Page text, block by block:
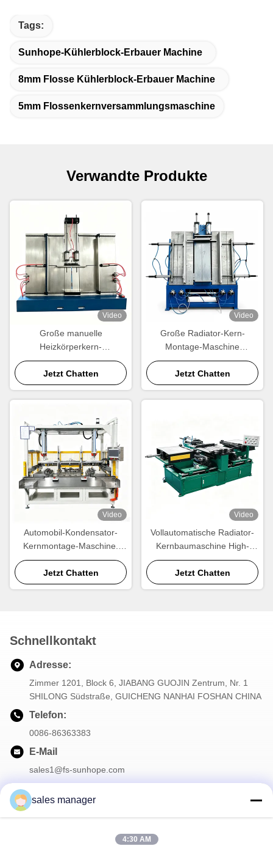
Tags:
Sunhope-Kühlerblock-Erbauer Machine
8mm Flosse Kühlerblock-Erbauer Machine
5mm Flossenkernversammlungsmaschine
Verwandte Produkte
Video
Große manuelle
Heizkörperkern-
Montagemaschine |
Wärmetauscher-
Montageausrüstung nach
Maß
Jetzt Chatten
Video
Große Radiator-Kern-
Montage-Maschine
Hersteller 1200 × 1000 mm
Wärmetauscher-Kern-
Bauherr
Jetzt Chatten
Video
Automobil-Kondensator-
Kernmontage-Maschine.
Automatische Rohr-
Anordnung und
Wärmetauscher-Kern-
Jetzt Chatten
Video
Vollautomatische Radiator-
Kernbaumaschine High-
Output Aluminium-
Kernmontage-Ausrüstung
Jetzt Chatten
Schnellkontakt
Adresse:
Zimmer 1201, Block 6, JIABANG GUOJIN Zentrum, Nr. 1
SHILONG Südstraße, GUICHENG NANHAI FOSHAN CHINA
Telefon:
0086-86363383
E-Mail
sales1@fs-sunhope.com
sales manager
4:30 AM